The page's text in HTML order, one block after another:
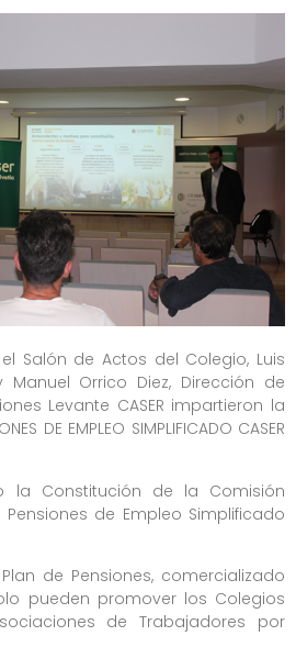
Salón de Actos del Colegio, Luis
Orrico Diez, Dirección de
Levante CASER impartieron la
DE EMPLEO SIMPLIFICADO CASER
la Constitución de la Comisión
de Empleo Simplificado
de Pensiones, comercializado
pueden promover los Colegios
de Trabajadores por